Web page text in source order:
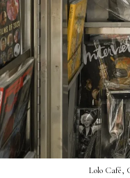
Lolo Café,